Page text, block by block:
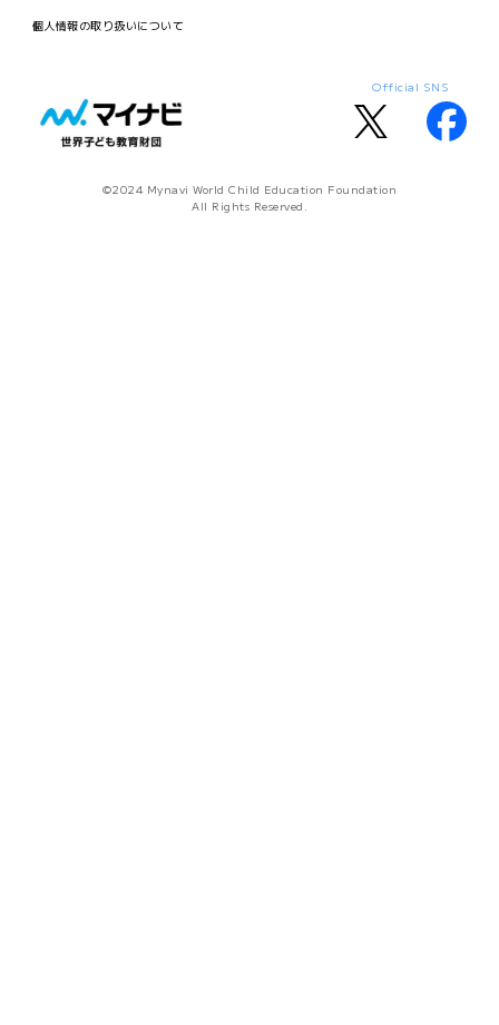
個人情報の取り扱いについて
Official SNS
©2024 Mynavi World Child Education Foundation
All Rights Reserved.